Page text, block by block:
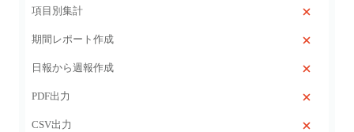
項目別集計
期間レポート作成
日報から週報作成
PDF出力
CSV出力